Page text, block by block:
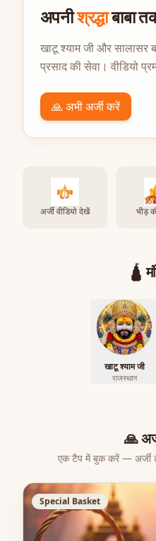
अपनीश्रद्धाबाबा
खाटू श्याम जी और सालासर
प्रसाद की सेवा। वीडियो
🙏 अभी अर्जी करें
अर्जी वीडियो देखें भीड़
🛕
खाटू श्याम जी
राजस्थान
🙏
एक टैप में बुक करें — अर्जी
Special Basket